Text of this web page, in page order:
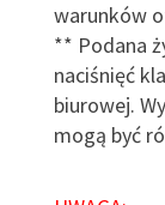
warunków
** Podana
naciśnięć
biurowej.
mogą być